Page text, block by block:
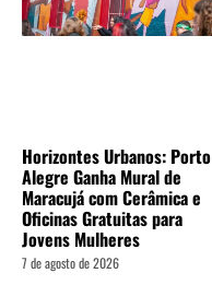
Horizontes Urbanos: Porto
Alegre Ganha Mural de
Maracujá com Cerâmica e
Oficinas Gratuitas para
Jovens Mulheres
7 de agosto de 2026